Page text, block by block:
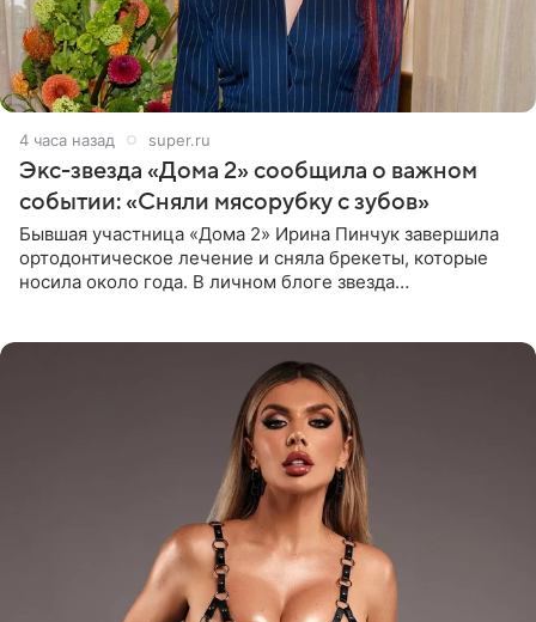
4 часа назад super.ru
Экс-звезда «Дома 2» сообщила о важном
событии: «Сняли мясорубку с зубов»
Бывшая участница «Дома 2» Ирина Пинчук завершила
ортодонтическое лечение и сняла брекеты, которые
носила около года. В личном блоге звезда